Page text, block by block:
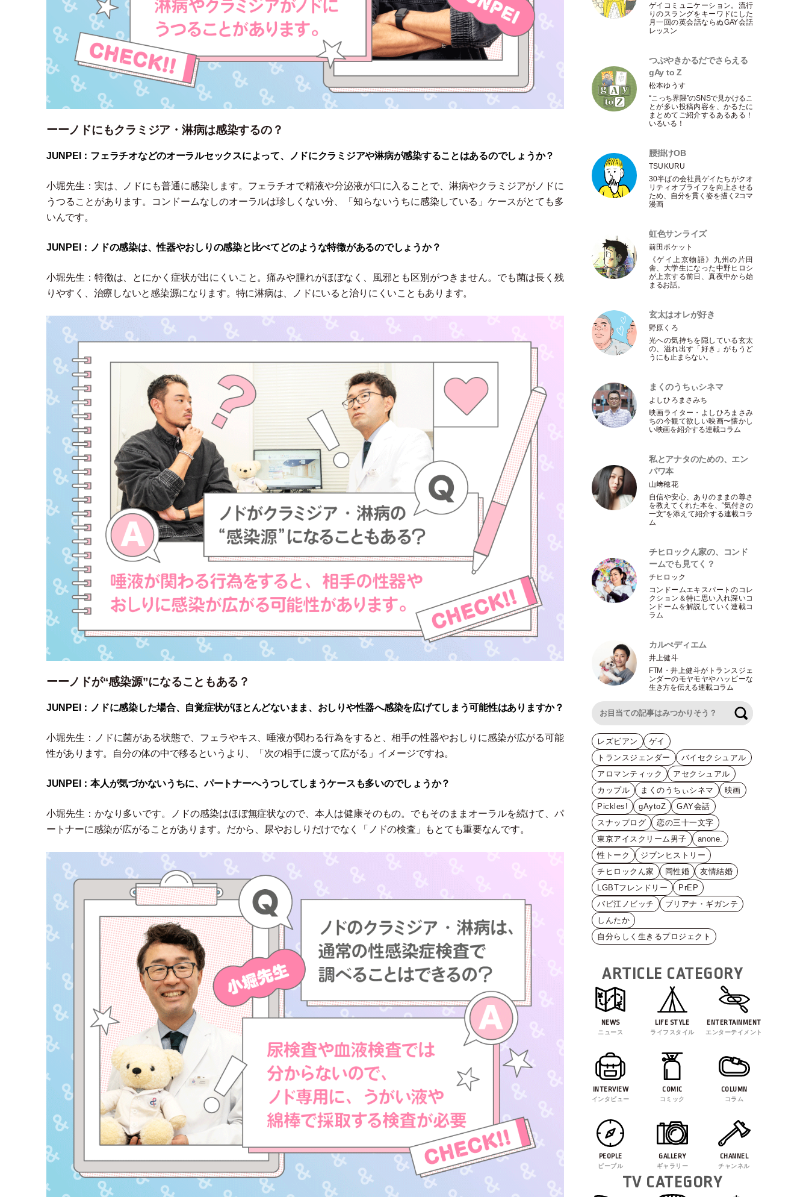
ーーノドにもクラミジア・淋病は感染するの？
JUNPEI：フェラチオなどのオーラルセックスによって、ノドにクラミジアや淋病が感染することはあるのでしょうか？
小堀先生：実は、ノドにも普通に感染します。フェラチオで精液や分泌液が口に入ることで、淋病やクラミジアがノドに
うつることがあります。コンドームなしのオーラルは珍しくない分、
「 知らないうちに感染している 」 ケースがとても多
いんです。
JUNPEI：ノドの感染は、性器やおしりの感染と比べてどのような特徴があるのでしょうか？
小堀先生：特徴は、とにかく症状が出にくいこと。痛みや腫れがほぼなく、風邪とも区別がつきません。でも菌は長く残
りやすく、治療しないと感染源になります。特に淋病は、ノドにいると治りにくいこともあります。
ーーノドが“感染源”になることもある？
JUNPEI：ノドに感染した場合、自覚症状がほとんどないまま、おしりや性器へ感染を広げてしまう可能性はありますか？
小堀先生：ノドに菌がある状態で、フェラやキス、唾液が関わる行為をすると、相手の性器やおしりに感染が広がる可能
性があります。自分の体の中で移るというより、
「 次の相手に渡って広がる 」 イメージですね。
JUNPEI：本人が気づかないうちに、パートナーへうつしてしまうケースも多いのでしょうか？
小堀先生：かなり多いです。ノドの感染はほぼ無症状なので、本人は健康そのもの。でもそのままオーラルを続けて、パ
ートナーに感染が広がることがあります。だから、尿やおしりだけでなく
「 ノドの検査 」 もとても重要なんです。
ゲイコミュニケーション。流行
りのスラングをキーワドにした
月一回の英会話ならぬGAY会話
レッスン
つぶやきかるだでさらえる
gAy to Z
松本ゆうす
“こっち界隈”のSNSで見かけるこ
とが多い投稿内容を、かるたに
まとめてご紹介するあるある！
いるいる！
腰掛けOB
TSUKURU
30半ばの会社員ゲイたちがクオ
リティオブライフを向上させる
ため、自分を貫く姿を描く2コマ
漫画
虹色サンライズ
前田ポケット
《ゲイ上京物語》九州の片田
舎、大学生になった中野ヒロシ
が上京する前日、真夜中から始
まるお話。
玄太はオレが好き
野原くろ
光への気持ちを隠している玄太
の、溢れ出す 「好き 」がもうど
うにも止まらない。
まくのうちぃシネマ
よしひろまさみち
映画ライター ・ よしひろまさみ
ちの今観て欲しい映画〜懐かし
い映画を紹介する連載コラム
私とアナタのための、エン
パワ本
山﨑穂花
自信や安心、ありのままの尊さ
を教えてくれた本を、“気付きの
一文”を添えて紹介する連載コラ
ム
チヒロックん家の、コンド
ームでも見てく？
チヒロック
コンドームエキスパートのコレ
クション＆特に思い入れ深いコ
ンドームを解説していく連載コ
ラム
カルぺディエム
井上健斗
FTM ・井上健斗がトランスジェ
ンダーのモヤモヤやハッピーな
生き方を伝える連載コラム
レズビアン
ゲイ
トランスジェンダー
バイセクシュアル
アロマンティック
アセクシュアル
カップル
まくのうちぃシネマ
映画
Pickles!
gAytoZ
GAY会話
スナップログ
恋の三十一文字
東京アイスクリーム男子
anone.
性トーク
ジブンヒストリー
チヒロックん家
同性婚
友情結婚
LGBTフレンドリー
PrEP
バビ江ノビッチ
ブリアナ・ギガンテ
しんたか
自分らしく生きるプロジェクト
ARTICLE CATEGORY
NEWS
ニュース
LIFE STYLE
ライフスタイル
ENTERTAINMENT
エンターテイメント
INTERVIEW
インタビュー
COMIC
コミック
COLUMN
コラム
PEOPLE
ピープル
GALLERY
ギャラリー
CHANNEL
チャンネル
TV CATEGORY